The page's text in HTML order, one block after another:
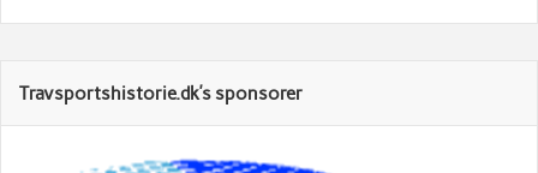
Travsportshistorie.dk’s sponsorer